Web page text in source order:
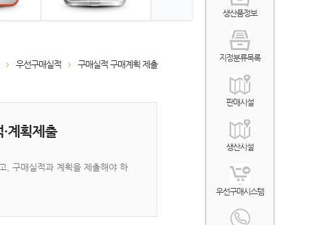
우선구매실적 구매실적 구매계획 제출
계획제출
, 구매실적과 계획을 제출해야 하
생산품정보
지정분류목록
판매시설
생산시설
우선구매시스템